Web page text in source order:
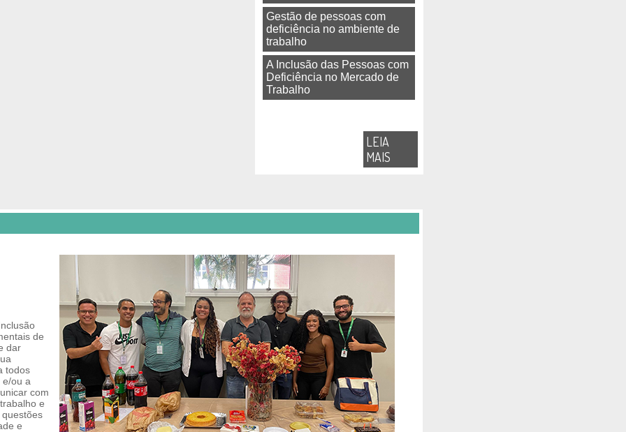
Gestão de pessoas com
deficiência no ambiente de
trabalho
A Inclusão das Pessoas com
Deficiência no Mercado de
Trabalho
LEIA
MAIS
de
dar
todos
e/ou a
com
e
e